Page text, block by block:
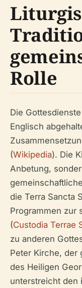
Rolle
Die
Englisch
(Wikipedia). Die
Anbetung,
die Terra Sancta
Programmen zur
(Custodia Terrae
zu anderen
Peter Kirche, der
des Heiligen
unterstreicht den